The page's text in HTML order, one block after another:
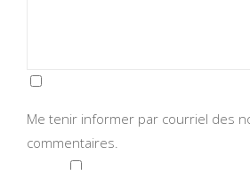
Me tenir informer par courriel des
commentaires.